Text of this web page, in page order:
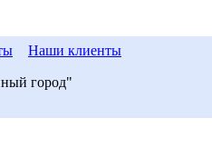
Наши клиенты
город"